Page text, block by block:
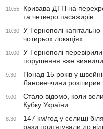
10:55
Кривава ДТП на
та четверо пасажирів
10:30
У Тернополі
чотирьох локаціях
10:00
У Тернополі
порушення вже виявили
9:30
Понад 15 років у
Лановеччини розширив
9:00
Стало відомо, коли
Кубку України
8:30
147 км/год у селищі
рази притягували до